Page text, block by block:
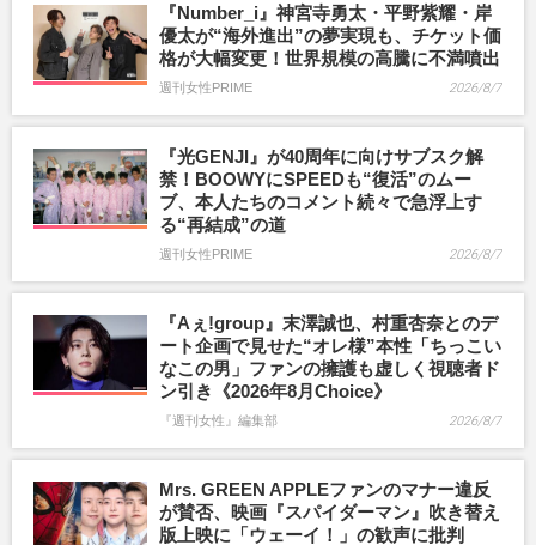
『Number_i』神宮寺勇太・平野紫耀・岸
優太が“海外進出”の夢実現も、チケット価
格が大幅変更！世界規模の高騰に不満噴出
週刊女性PRIME 2026/8/7
『光GENJI』が40周年に向けサブスク解
禁！BOOWYにSPEEDも“復活”のムー
ブ、本人たちのコメント続々で急浮上す
る“再結成”の道
週刊女性PRIME 2026/8/7
『Aぇ!group』末澤誠也、村重杏奈とのデ
ート企画で見せた“オレ様”本性「ちっこい
なこの男」ファンの擁護も虚しく視聴者ド
ン引き《2026年8月Choice》
『週刊女性』編集部 2026/8/7
Mrs. GREEN APPLEファンのマナー違反
が賛否、映画『スパイダーマン』吹き替え
版上映に「ウェーイ！」の歓声に批判